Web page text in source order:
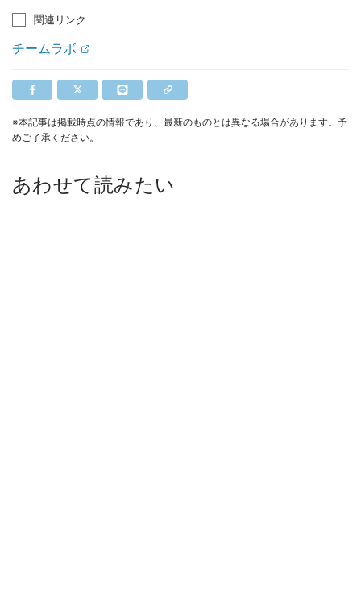
関連リンク
チームラボ
※本記事は掲載時点の情報であり、最新のものとは異なる場合があります。予
めご了承ください。
あわせて読みたい